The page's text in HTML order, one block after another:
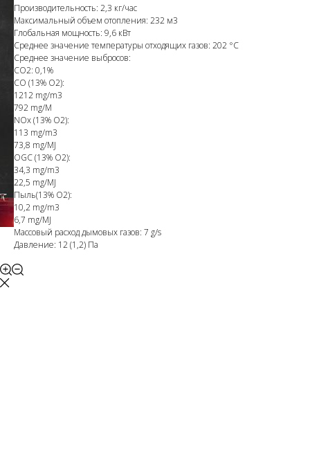
Производительность: 2,3 кг/час
Максимальный объем отопления: 232 м3
Глобальная мощность: 9,6 кВт
Среднее значение температуры отходящих газов: 202 °С
Среднее значение выбросов:
CO2: 0,1%
СО (13% O2):
1212 mg/m3
792 mg/M
NOx (13% O2):
113 mg/m3
73,8 mg/MJ
OGC (13% O2):
34,3 mg/m3
22,5 mg/MJ
Пыль(13% O2):
10,2 mg/m3
6,7 mg/MJ
Массовый расход дымовых газов: 7 g/s
Давление: 12 (1,2) Па